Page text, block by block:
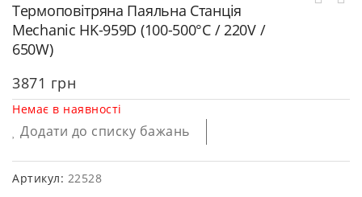
Термоповітряна Паяльна Станція
Mechanic HK-959D (100-500°C / 220V /
650W)
3871 грн
Немає в наявності
Додати до списку бажань
Артикул: 22528